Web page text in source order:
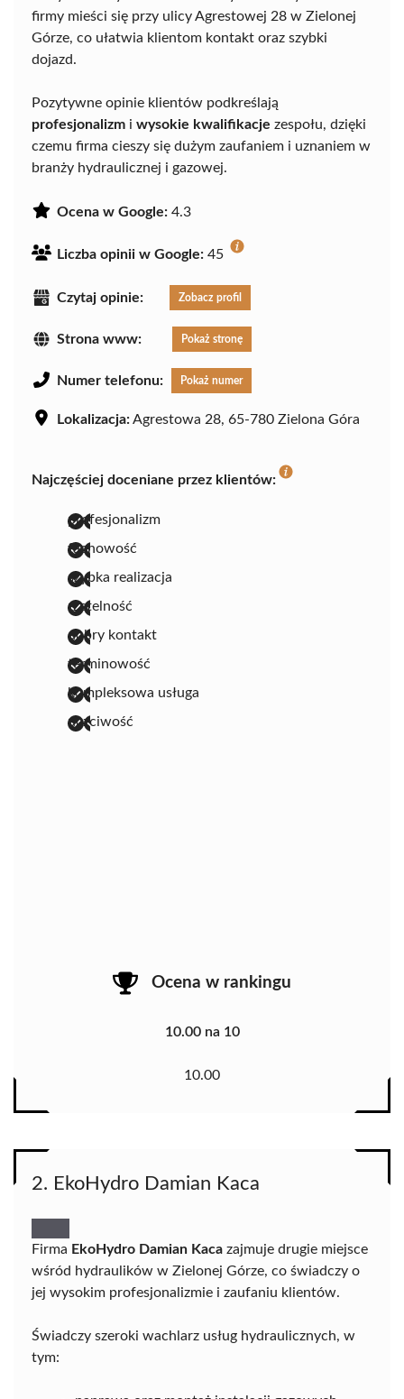
firmy mieści się przy ulicy Agrestowej 28 w Zielonej
Górze, co ułatwia klientom kontakt oraz szybki
dojazd.
Pozytywne opinie klientów podkreślają
profesjonalizm i wysokie kwalifikacje zespołu, dzięki
czemu firma cieszy się dużym zaufaniem i uznaniem w
branży hydraulicznej i gazowej.
Ocena w Google: 4.3
Liczba opinii w Google: 45
Czytaj opinie: Zobacz profil
Strona www: Pokaż stronę
Numer telefonu: Pokaż numer
Lokalizacja:Agrestowa 28, 65-780 Zielona Góra
Najczęściej doceniane przez klientów:
profesjonalizm
fachowość
szybka realizacja
rzetelność
dobry kontakt
terminowość
kompleksowa usługa
uczciwość
Ocena w rankingu
10.00 na 10
10.00
2. EkoHydro Damian Kaca
Firma EkoHydro Damian Kaca zajmuje drugie miejsce
wśród hydraulików w Zielonej Górze, co świadczy o
jej wysokim profesjonalizmie i zaufaniu klientów.
Świadczy szeroki wachlarz usług hydraulicznych, w
tym: